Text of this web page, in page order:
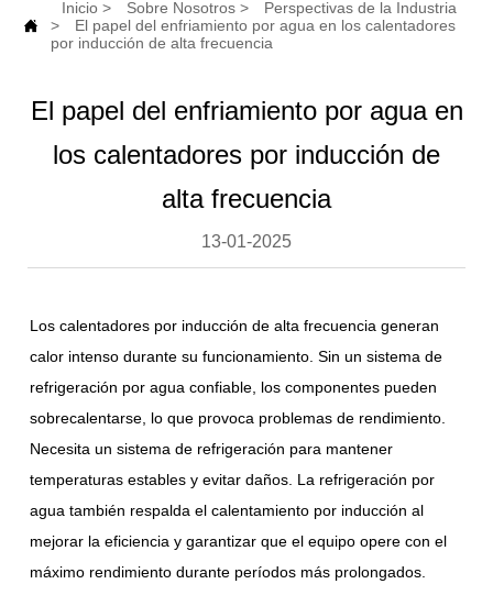

Inicio > Sobre Nosotros >
Perspectivas de la Industria
>
El papel del enfriamiento por agua en los calentadores
por inducción de alta frecuencia
El papel del enfriamiento por agua en
los calentadores por inducción de
alta frecuencia
13-01-2025
Los calentadores por inducción de alta frecuencia generan
calor intenso durante su funcionamiento. Sin un sistema de
refrigeración por agua confiable, los componentes pueden
sobrecalentarse, lo que provoca problemas de rendimiento.
Necesita un sistema de refrigeración para mantener
temperaturas estables y evitar daños. La refrigeración por
agua también respalda el calentamiento por inducción al
mejorar la eficiencia y garantizar que el equipo opere con el
máximo rendimiento durante períodos más prolongados.